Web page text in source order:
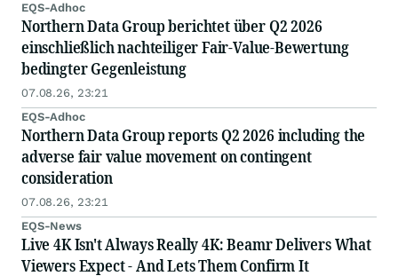
EQS-Adhoc
Northern Data Group berichtet über Q2 2026
einschließlich nachteiliger Fair-Value-Bewertung
bedingter Gegenleistung
07.08.26, 23:21
EQS-Adhoc
Northern Data Group reports Q2 2026 including the
adverse fair value movement on contingent
consideration
07.08.26, 23:21
EQS-News
Live 4K Isn't Always Really 4K: Beamr Delivers What
Viewers Expect - And Lets Them Confirm It